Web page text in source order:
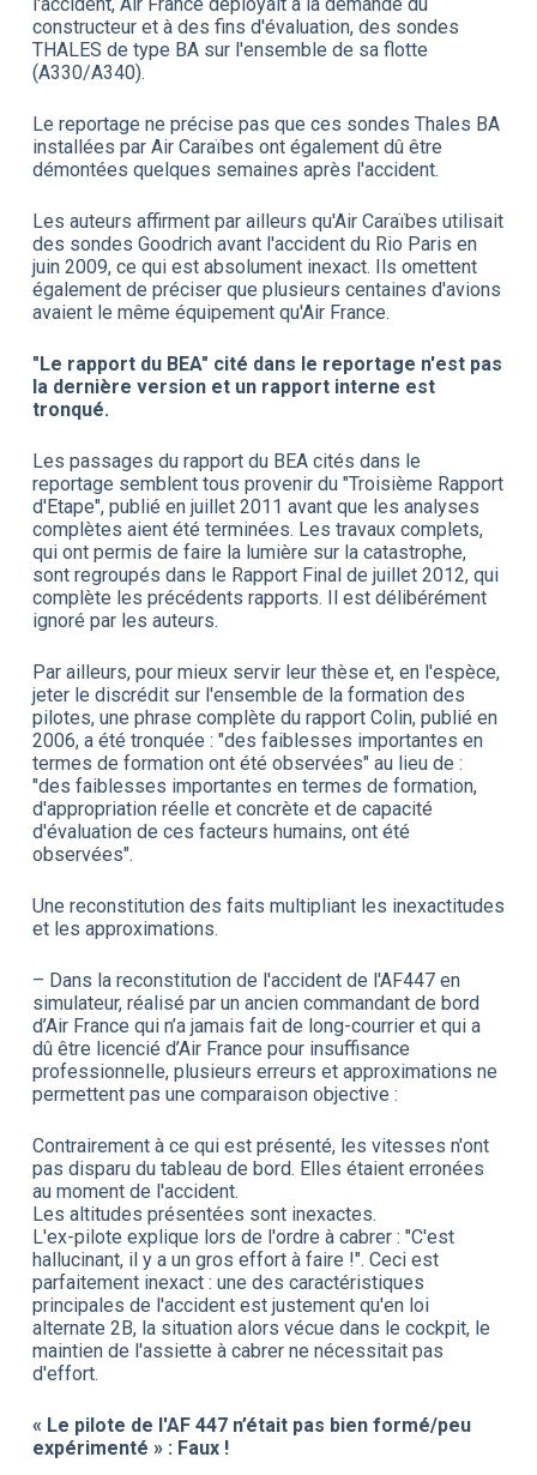
constructeur et à des fins d'évaluation, des sondes
THALES de type BA sur l'ensemble de sa flotte
(A330/A340).
Le reportage ne précise pas que ces sondes Thales BA
installées par Air Caraïbes ont également dû être
démontées quelques semaines après l'accident.
Les auteurs affirment par ailleurs qu'Air Caraïbes utilisait
des sondes Goodrich avant l'accident du Rio Paris en
juin 2009, ce qui est absolument inexact. Ils omettent
également de préciser que plusieurs centaines d'avions
avaient le même équipement qu'Air France.
"Le rapport du BEA" cité dans le reportage n'est pas
la dernière version et un rapport interne est
tronqué.
Les passages du rapport du BEA cités dans le
reportage semblent tous provenir du "Troisième Rapport
d'Etape", publié en juillet 2011 avant que les analyses
complètes aient été terminées. Les travaux complets,
qui ont permis de faire la lumière sur la catastrophe,
sont regroupés dans le Rapport Final de juillet 2012, qui
complète les précédents rapports. Il est délibérément
ignoré par les auteurs.
Par ailleurs, pour mieux servir leur thèse et, en l'espèce,
jeter le discrédit sur l'ensemble de la formation des
pilotes, une phrase complète du rapport Colin, publié en
2006, a été tronquée : "des faiblesses importantes en
termes de formation ont été observées" au lieu de :
"des faiblesses importantes en termes de formation,
d'appropriation réelle et concrète et de capacité
d'évaluation de ces facteurs humains, ont été
observées".
Une reconstitution des faits multipliant les inexactitudes
et les approximations.
– Dans la reconstitution de l'accident de l'AF447 en
simulateur, réalisé par un ancien commandant de bord
d’Air France qui n’a jamais fait de long-courrier et qui a
dû être licencié d’Air France pour insuffisance
professionnelle, plusieurs erreurs et approximations ne
permettent pas une comparaison objective :
Contrairement à ce qui est présenté, les vitesses n'ont
pas disparu du tableau de bord. Elles étaient erronées
au moment de l'accident.
Les altitudes présentées sont inexactes.
L'ex-pilote explique lors de l'ordre à cabrer : "C'est
hallucinant, il y a un gros effort à faire !". Ceci est
parfaitement inexact : une des caractéristiques
principales de l'accident est justement qu'en loi
alternate 2B, la situation alors vécue dans le cockpit, le
maintien de l'assiette à cabrer ne nécessitait pas
d'effort.
« Le pilote de l'AF 447 n’était pas bien formé/peu
expérimenté » : Faux !